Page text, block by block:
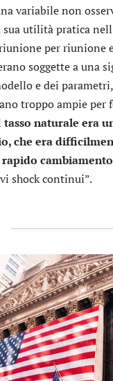
variabile non
sua utilità pratica
per riunione
soggette a una
e dei
troppo ampie per
tasso naturale era
che era
cambiamento
shock continui”.